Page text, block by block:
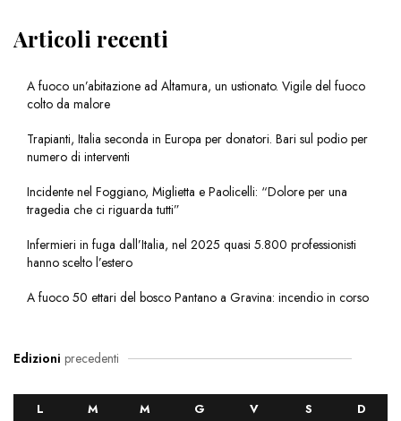
Articoli recenti
A fuoco un’abitazione ad Altamura, un ustionato. Vigile del fuoco
colto da malore
Trapianti, Italia seconda in Europa per donatori. Bari sul podio per
numero di interventi
Incidente nel Foggiano, Miglietta e Paolicelli: “Dolore per una
tragedia che ci riguarda tutti”
Infermieri in fuga dall’Italia, nel 2025 quasi 5.800 professionisti
hanno scelto l’estero
A fuoco 50 ettari del bosco Pantano a Gravina: incendio in corso
Edizioni precedenti
L M M G V S
D